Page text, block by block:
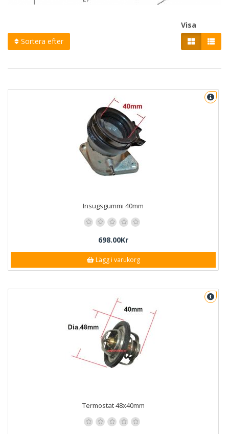
Sortera efter
Visa
Insugsgummi 40mm
698.00Kr
Lägg i varukorg
Termostat 48x40mm